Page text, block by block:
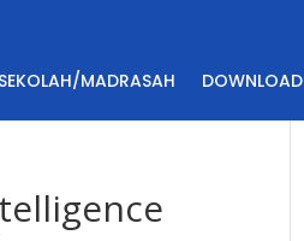
SEKOLAH/MADRASAH DOWNLOAD